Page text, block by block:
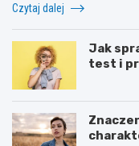
Czytaj dalej
Jak
test i